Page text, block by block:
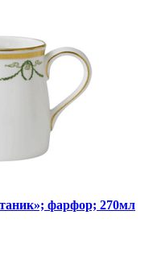
фарфор; 270мл